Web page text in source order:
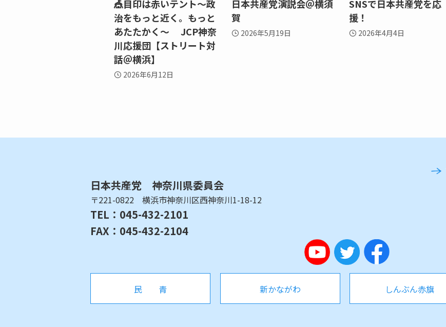
🎪目印は赤いテント～政
治をもっと近く。もっと
あたたかく～ JCP神奈
川応援団【ストリート対
話＠横浜】
2026年6月12日
日本共産党演説会＠横須
賀
2026年5月19日
SNSで日本共産党を応
援！
2026年4月4日
日本共産党 神奈川県委員会
〒221-0822 横浜市神奈川区西神奈川1-18-12
TEL：045-432-2101
FAX：045-432-2104
民 青 新かながわ しんぶん赤旗